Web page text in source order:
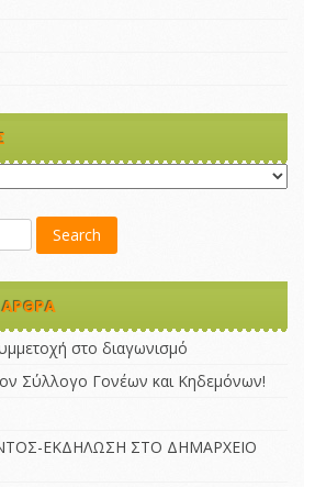
στο διαγωνισμό
Σύλλογο Γονέων και Κηδεμόνων!
ΕΚΔΗΛΩΣΗ ΣΤΟ ΔΗΜΑΡΧΕΙΟ